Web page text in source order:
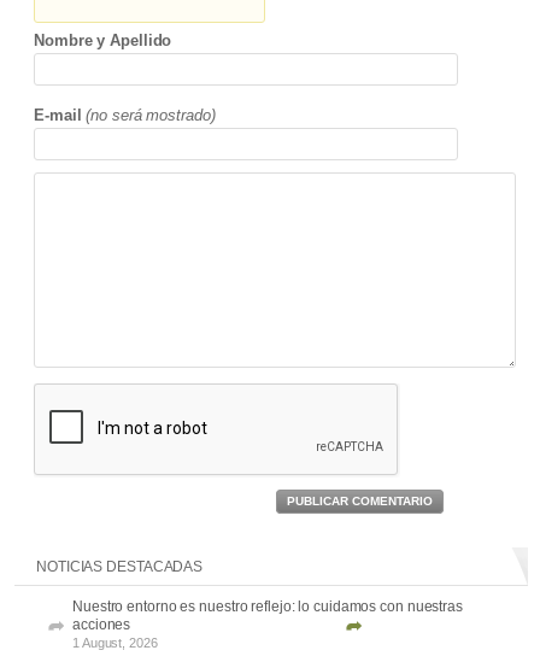
Nombre y Apellido
E-mail (no será mostrado)
PUBLICAR COMENTARIO
NOTICIAS DESTACADAS
Nuestro entorno es nuestro reflejo: lo cuidamos con nuestras
acciones
1 August, 2026